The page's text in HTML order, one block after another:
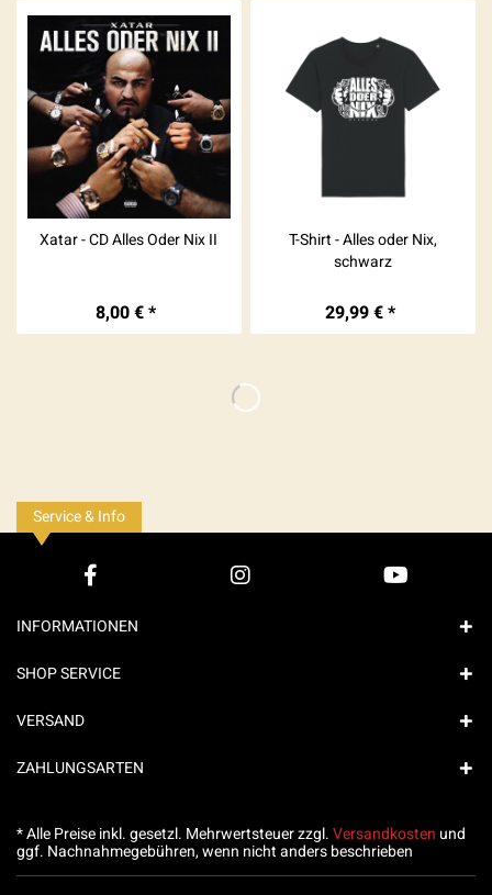
Xatar - CD Alles Oder Nix II
8,00 € *
T-Shirt - Alles oder Nix,
schwarz
29,99 € *
Service & Info
INFORMATIONEN
SHOP SERVICE
VERSAND
ZAHLUNGSARTEN
* Alle Preise inkl. gesetzl. Mehrwertsteuer zzgl.Versandkosten und
ggf. Nachnahmegebühren, wenn nicht anders beschrieben